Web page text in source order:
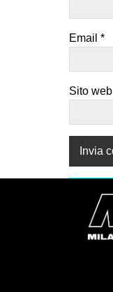
Email *
Sito web